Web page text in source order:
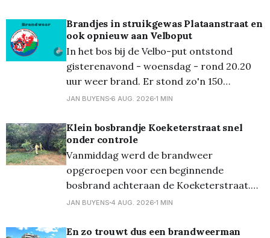
Brandjes in struikgewas Plataanstraat en
ook opnieuw aan Velboput
In het bos bij de Velbo-put ontstond
gisterenavond - woensdag - rond 20.20
uur weer brand. Er stond zo'n 150
vierkante meter in brand. De brandweer
voorlopig nog niet bekend... En de dag
ervoor, dinsdagavond, ontstond er een
natuurbrand aan
JAN BUYENS 6 AUG. 2026 1 MIN
Klein bosbrandje Koeketerstraat snel
onder controle
Vanmiddag werd de brandweer
opgeroepen voor een beginnende
bosbrand achteraan de Koeketerstraat.
De brandweer was zeer snel ter plaatse
controle krijgen!
JAN BUYENS 4 AUG. 2026 1 MIN
En zo trouwt dus een brandweerman